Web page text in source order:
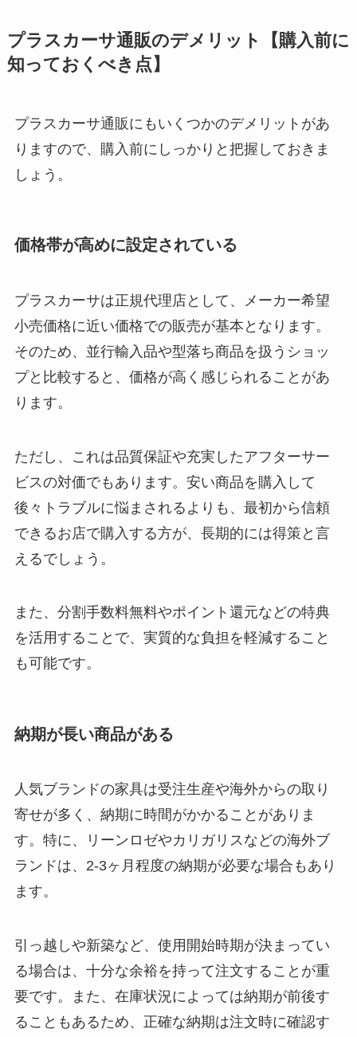
プラスカーサ通販のデメリット【購入前に
知っておくべき点】
プラスカーサ通販にもいくつかのデメリットがあ
りますので、購入前にしっかりと把握しておきま
しょう。
価格帯が高めに設定されている
プラスカーサは正規代理店として、メーカー希望
小売価格に近い価格での販売が基本となります。
そのため、並行輸入品や型落ち商品を扱うショッ
プと比較すると、価格が高く感じられることがあ
ります。
ただし、これは品質保証や充実したアフターサー
ビスの対価でもあります。安い商品を購入して
後々トラブルに悩まされるよりも、最初から信頼
できるお店で購入する方が、長期的には得策と言
えるでしょう。
また、分割手数料無料やポイント還元などの特典
を活用することで、実質的な負担を軽減すること
も可能です。
納期が長い商品がある
人気ブランドの家具は受注生産や海外からの取り
寄せが多く、納期に時間がかかることがありま
す。特に、リーンロゼやカリガリスなどの海外ブ
ランドは、2-3ヶ月程度の納期が必要な場合もあり
ます。
引っ越しや新築など、使用開始時期が決まってい
る場合は、十分な余裕を持って注文することが重
要です。また、在庫状況によっては納期が前後す
ることもあるため、正確な納期は注文時に確認す